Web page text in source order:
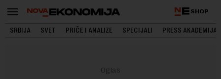
SHOP
SRBIJA SVET PRIČE I ANALIZE SPECIJALI PRESS AKADEMIJA